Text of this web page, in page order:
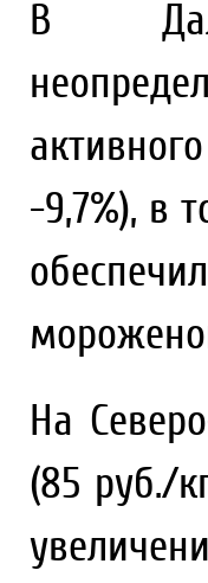
В
-9,7%), в
На
(85 руб./